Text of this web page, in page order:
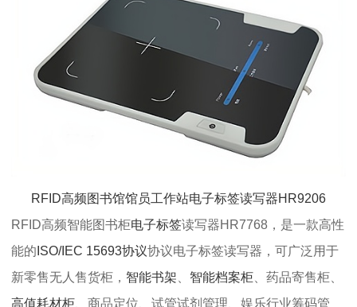
RFID高频图书馆馆员工作站电子标签读写器HR9206
RFID高频智能图书柜电子标签读写器HR7768，是一款高性
能的 ISO/IEC 15693协议协议电子标签读写器，可广泛用于
新零售无人售货柜， 智能书架 智能档案柜 、药品寄售柜、
高值耗材柜 、商品定位、试管试剂管理、娱乐行业筹码管